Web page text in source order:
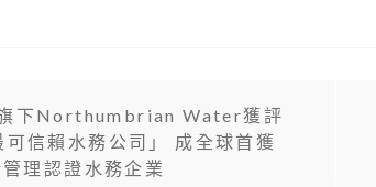
下Northumbrian Water獲評
可信賴水務公司」 成全球首獲
理認證水務企業